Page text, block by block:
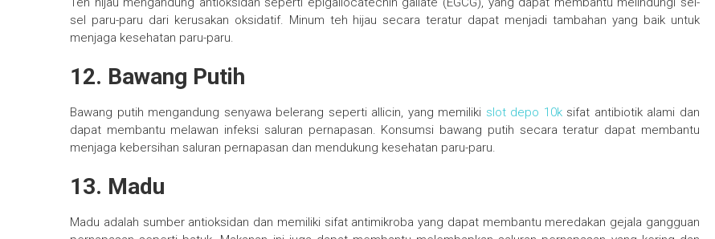
sel paru-paru dari kerusakan oksidatif. Minum teh hijau secara teratur dapat menjadi tambahan yang baik untuk
menjaga kesehatan paru-paru.
12. Bawang Putih
Bawang putih mengandung senyawa belerang seperti allicin, yang memiliki slot depo 10ksifat antibiotik alami dan
dapat membantu melawan infeksi saluran pernapasan. Konsumsi bawang putih secara teratur dapat membantu
menjaga kebersihan saluran pernapasan dan mendukung kesehatan paru-paru.
13. Madu
Madu adalah sumber antioksidan dan memiliki sifat antimikroba yang dapat membantu meredakan gejala gangguan